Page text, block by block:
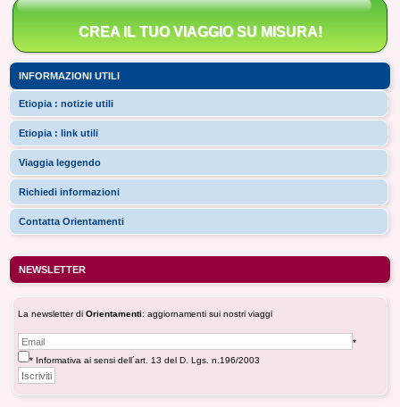
CREA IL TUO VIAGGIO SU MISURA!
INFORMAZIONI UTILI
Etiopia : notizie utili
Etiopia : link utili
Viaggia leggendo
Richiedi informazioni
Contatta Orientamenti
NEWSLETTER
La newsletter di Orientamenti: aggiornamenti sui nostri viaggi
*
* Informativa ai sensi dell´art. 13 del D. Lgs. n.196/2003